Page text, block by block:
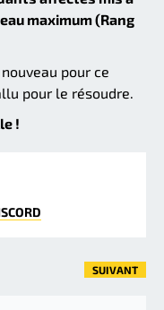
maximum (Rang
pour ce
pour le résoudre.
!
SUIVANT